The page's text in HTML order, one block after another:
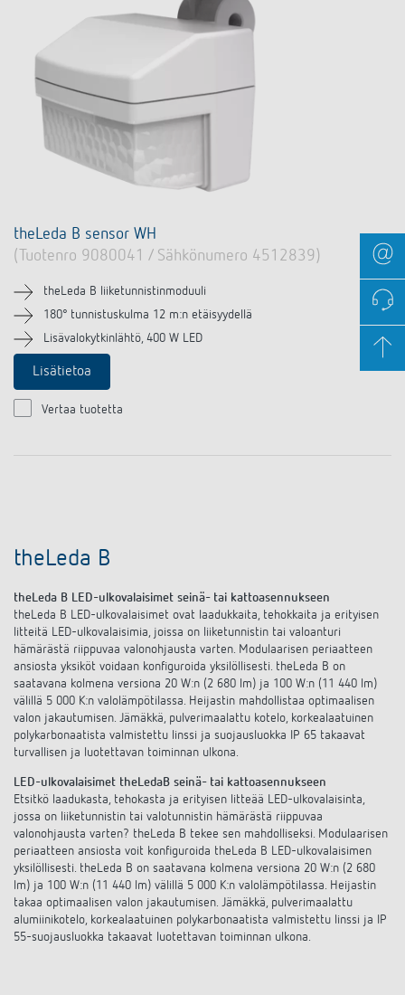
theLeda B sensor WH
(Tuotenro 9080041 / Sähkönumero 4512839)
theLeda B liiketunnistinmoduuli
180° tunnistuskulma 12 m:n etäisyydellä
Lisävalokytkinlähtö, 400 W LED
Lisätietoa
Vertaa tuotetta
theLeda B
theLeda B LED-ulkovalaisimet seinä- tai kattoasennukseen
theLeda B LED-ulkovalaisimet ovat laadukkaita, tehokkaita ja erityisen
litteitä LED-ulkovalaisimia, joissa on liiketunnistin tai valoanturi
hämärästä riippuvaa valonohjausta varten. Modulaarisen periaatteen
ansiosta yksiköt voidaan konfiguroida yksilöllisesti. theLeda B on
saatavana kolmena versiona 20 W:n (2 680 lm) ja 100 W:n (11 440 lm)
välillä 5 000 K:n valolämpötilassa. Heijastin mahdollistaa optimaalisen
valon jakautumisen. Jämäkkä, pulverimaalattu kotelo, korkealaatuinen
polykarbonaatista valmistettu linssi ja suojausluokka IP 65 takaavat
turvallisen ja luotettavan toiminnan ulkona.
LED-ulkovalaisimet theLedaB seinä- tai kattoasennukseen
Etsitkö laadukasta, tehokasta ja erityisen litteää LED-ulkovalaisinta,
jossa on liiketunnistin tai valotunnistin hämärästä riippuvaa
valonohjausta varten? theLeda B tekee sen mahdolliseksi. Modulaarisen
periaatteen ansiosta voit konfiguroida theLeda B LED-ulkovalaisimen
yksilöllisesti. theLeda B on saatavana kolmena versiona 20 W:n (2 680
lm) ja 100 W:n (11 440 lm) välillä 5 000 K:n valolämpötilassa. Heijastin
takaa optimaalisen valon jakautumisen. Jämäkkä, pulverimaalattu
alumiinikotelo, korkealaatuinen polykarbonaatista valmistettu linssi ja IP
55-suojausluokka takaavat luotettavan toiminnan ulkona.